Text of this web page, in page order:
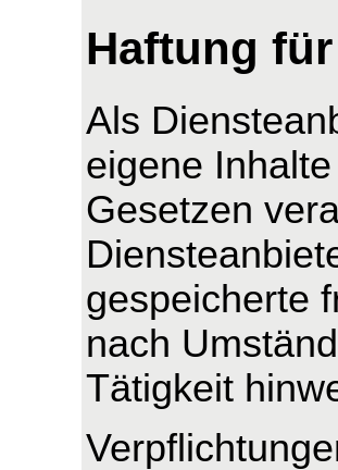
Haftung
Als
eigene
Gesetzen
gespeicherte
nach
Tätigkeit